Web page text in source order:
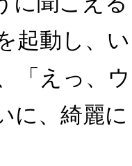
起動し、い
「えっ、ウ
に、綺麗に